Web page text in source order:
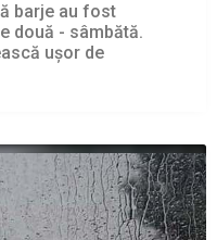
barje au fost
două - sâmbătă.
ușor de